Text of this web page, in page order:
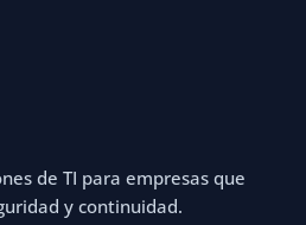
de TI para empresas que
y continuidad.